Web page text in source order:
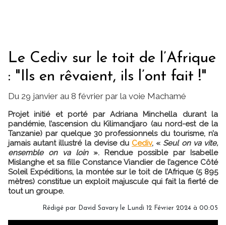
Le Cediv sur le toit de l’Afrique
: "Ils en rêvaient, ils l’ont fait !"
Du 29 janvier au 8 février par la voie Machamé
Projet initié et porté par Adriana Minchella durant la
pandémie, l’ascension du Kilimandjaro (au nord-est de la
Tanzanie) par quelque 30 professionnels du tourisme, n’a
jamais autant illustré la devise du Cediv, « Seul on va vite,
ensemble on va loin». Rendue possible par Isabelle
Mislanghe et sa fille Constance Viandier de l’agence Côté
Soleil Expéditions, la montée sur le toit de l’Afrique (5 895
mètres) constitue un exploit majuscule qui fait la fierté de
tout un groupe.
Rédigé par David Savary le Lundi 12 Février 2024 à 00:05